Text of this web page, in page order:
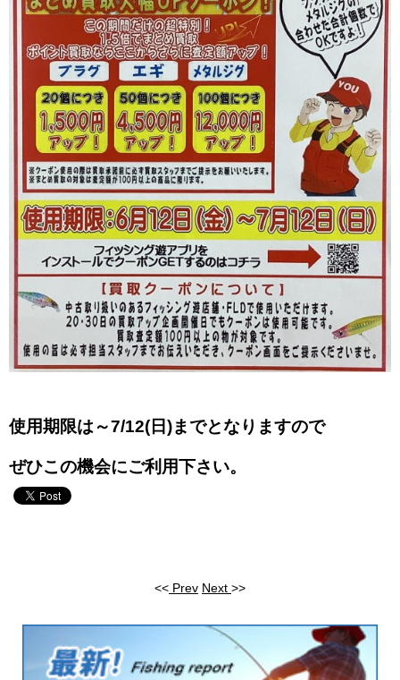
使用期限は～7/12(日)までとなりますので
ぜひこの機会にご利用下さい。
<< Prev Next >>